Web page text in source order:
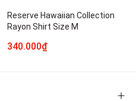
Reserve Hawaiian Collection
Rayon Shirt Size M
340.000₫